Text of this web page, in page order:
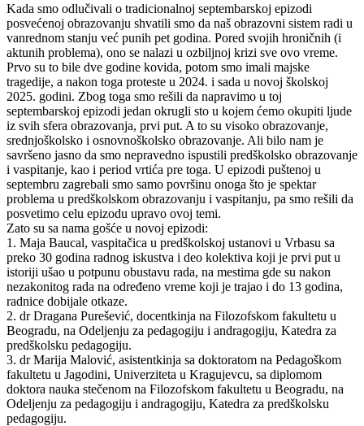
Kada smo odlučivali o tradicionalnoj septembarskoj epizodi
posvećenoj obrazovanju shvatili smo da naš obrazovni sistem radi u
vanrednom stanju već punih pet godina. Pored svojih hroničnih (i
aktunih problema), ono se nalazi u ozbiljnoj krizi sve ovo vreme.
Prvo su to bile dve godine kovida, potom smo imali majske
tragedije, a nakon toga proteste u 2024. i sada u novoj školskoj
2025. godini. Zbog toga smo rešili da napravimo u toj
septembarskoj epizodi jedan okrugli sto u kojem ćemo okupiti ljude
iz svih sfera obrazovanja, prvi put. A to su visoko obrazovanje,
srednjoškolsko i osnovnoškolsko obrazovanje. Ali bilo nam je
savršeno jasno da smo nepravedno ispustili predškolsko obrazovanje
i vaspitanje, kao i period vrtića pre toga. U epizodi puštenoj u
septembru zagrebali smo samo površinu onoga što je spektar
problema u predškolskom obrazovanju i vaspitanju, pa smo rešili da
posvetimo celu epizodu upravo ovoj temi.
Zato su sa nama gošće u novoj epizodi:
1. Maja Baucal, vaspitačica u predškolskoj ustanovi u Vrbasu sa
preko 30 godina radnog iskustva i deo kolektiva koji je prvi put u
istoriji ušao u potpunu obustavu rada, na mestima gde su nakon
nezakonitog rada na određeno vreme koji je trajao i do 13 godina,
radnice dobijale otkaze.
2. dr Dragana Purešević, docentkinja na Filozofskom fakultetu u
Beogradu, na Odeljenju za pedagogiju i andragogiju, Katedra za
predškolsku pedagogiju.
3. dr Marija Malović, asistentkinja sa doktoratom na Pedagoškom
fakultetu u Jagodini, Univerziteta u Kragujevcu, sa diplomom
doktora nauka stečenom na Filozofskom fakultetu u Beogradu, na
Odeljenju za pedagogiju i andragogiju, Katedra za predškolsku
pedagogiju.